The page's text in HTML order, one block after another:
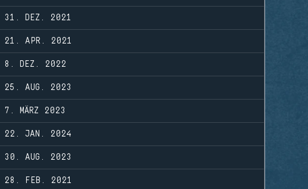
31. DEZ. 2021
21. APR. 2021
8. DEZ. 2022
25. AUG. 2023
7. MÄRZ 2023
22. JAN. 2024
30. AUG. 2023
28. FEB. 2021